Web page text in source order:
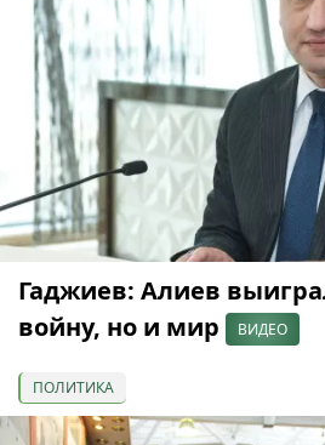
Гаджиев: Алиев
войну, но и мир
ВИДЕО
ПОЛИТИКА